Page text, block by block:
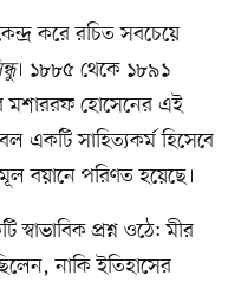
করে রচিত সবচেয়ে
। ১৮৮৫ থেকে ১৮৯১
মশাররফ হোসেনের এই
একটি সাহিত্যকর্ম হিসেবে
বয়ানে পরিণত হয়েছে।
প্রশ্ন ওঠে: মীর
নাকি ইতিহাসের